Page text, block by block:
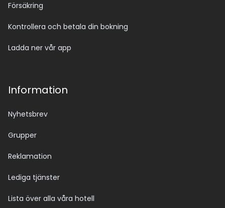
Försäkring
Kontrollera och betala din bokning
Ladda ner vår app
Information
Nyhetsbrev
Grupper
Reklamation
Lediga tjänster
Lista över alla våra hotell